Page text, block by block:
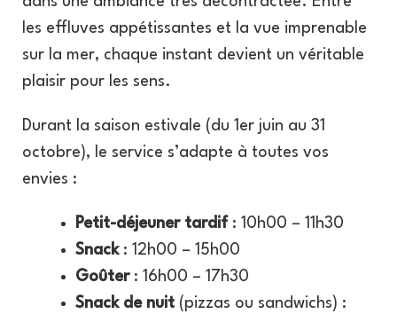
les effluves appétissantes et la vue imprenable
sur la mer, chaque instant devient un véritable
plaisir pour les sens.
Durant la saison estivale (du 1er juin au 31
octobre), le service s’adapte à toutes vos
envies :
Petit-déjeuner tardif : 10h00 – 11h30
Snack: 12h00 – 15h00
Goûter: 16h00 – 17h30
Snack de nuit (pizzas ou sandwichs) :